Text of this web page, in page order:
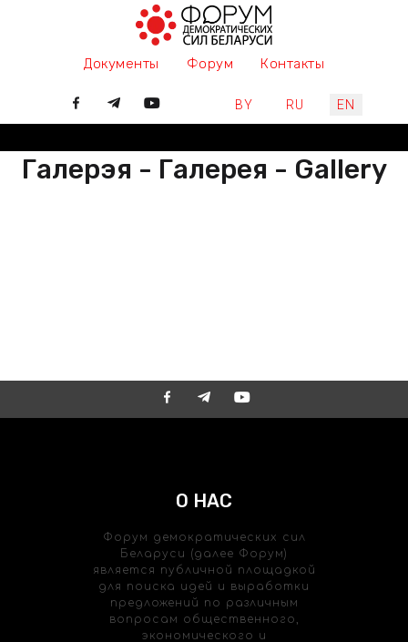
Документы Форум Контакты
Select your language
BY RU EN
Галерэя - Галерея - Gallery
О НАС
Форум демократических сил
Беларуси (далее Форум)
является публичной площадкой
для поиска идей и выработки
предложений по различным
вопросам общественного,
экономического и